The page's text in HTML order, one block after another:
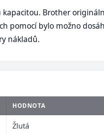
kapacitou. Brother
pomocí bylo možno
nákladů.
HODNOTA
Žlutá